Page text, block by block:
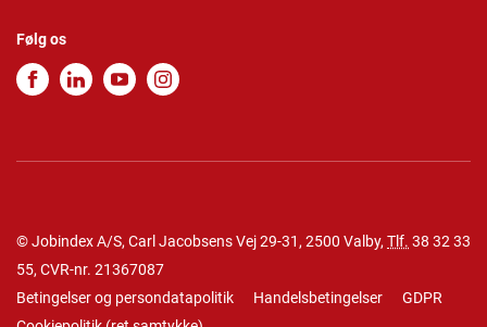
Følg os
© Jobindex A/S, Carl Jacobsens Vej 29-31, 2500 Valby, Tlf. 38 32 33
55, CVR-nr. 21367087
Betingelser og persondatapolitik
Handelsbetingelser
GDPR